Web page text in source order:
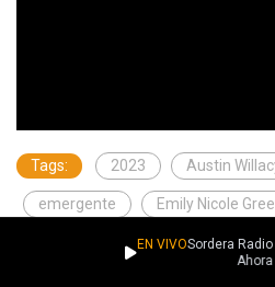
Tags: 2023 Austin
emergente Emily Nicole
James Hersey
EN VIVOSordera Radio
Ahora